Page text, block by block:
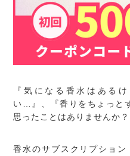
『気になる香水はある
い…』、『香りをちょっと
思ったことはありませんか？
香水のサブスクリプショ